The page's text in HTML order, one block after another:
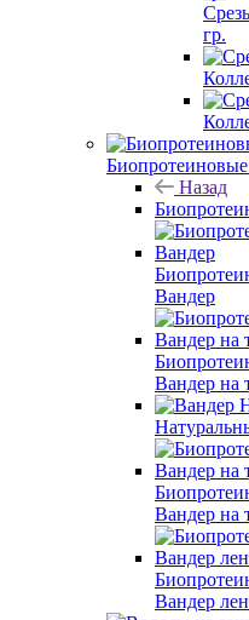
гр.
Назад
Вандер
Вандер на
Вандер на
Вандер